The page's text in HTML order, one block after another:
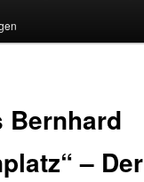
Bernhard
– Der